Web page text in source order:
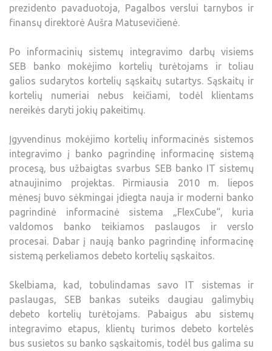
prezidento pavaduotoja, Pagalbos verslui tarnybos ir
finansų direktorė Aušra Matusevičienė.
Po informacinių sistemų integravimo darbų visiems
SEB banko mokėjimo kortelių turėtojams ir toliau
galios sudarytos kortelių sąskaitų sutartys. Sąskaitų ir
kortelių numeriai nebus keičiami, todėl klientams
nereikės daryti jokių pakeitimų.
Įgyvendinus mokėjimo kortelių informacinės sistemos
integravimo į banko pagrindinę informacinę sistemą
procesą, bus užbaigtas svarbus SEB banko IT sistemų
atnaujinimo projektas. Pirmiausia 2010 m. liepos
mėnesį buvo sėkmingai įdiegta nauja ir moderni banko
pagrindinė informacinė sistema „FlexCube“, kuria
valdomos banko teikiamos paslaugos ir verslo
procesai. Dabar į naują banko pagrindinę informacinę
sistemą perkeliamos debeto kortelių sąskaitos.
Skelbiama, kad, tobulindamas savo IT sistemas ir
paslaugas, SEB bankas suteiks daugiau galimybių
debeto kortelių turėtojams. Pabaigus abu sistemų
integravimo etapus, klientų turimos debeto kortelės
bus susietos su banko sąskaitomis, todėl bus galima su